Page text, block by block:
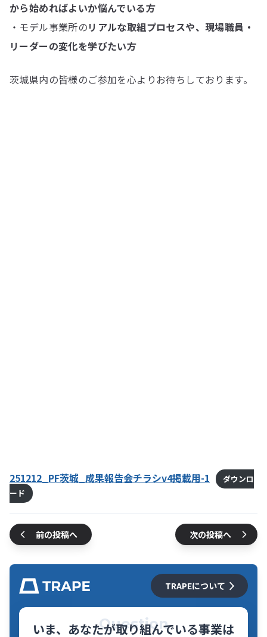
から始めればよいか悩んでいる方
・モデル事業所のリアルな取組プロセスや、現場職員・
リーダーの変化を学びたい方
茨城県内の皆様のご参加を心よりお待ちしております。
251212_PF茨城_成果報告会チラシv4掲載用-1
ダウンロ
ード
前の投稿へ 次の投稿へ
TRAPEについて
Question
いま、あなたが取り組んでいる事業は